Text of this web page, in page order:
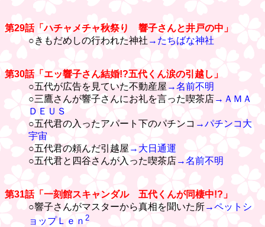
第29話「ハチャメチャ秋祭り 響子さんと井戸の中」
○きもだめしの行われた神社 →たちばな神社
第30話「エッ響子さん結婚!?五代くん涙の引越し」
○五代が広告を見ていた不動産屋 →名前不明
○三鷹さんが響子さんにお礼を言った喫茶店→ＡＭＡ
ＤＥＵＳ
○五代君の入ったアパート下のパチンコ →パチンコ大
宇宙
○五代君の頼んだ引越屋 →大日通運
○五代君と四谷さんが入った喫茶店→名前不明
第31話「一刻館スキャンダル 五代くんが同棲中!?」
○響子さんがマスターから真相を聞いた所→ペットシ
ョップＬｅｎ 2